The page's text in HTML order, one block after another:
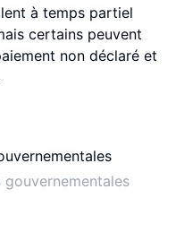
à temps partiel
certains peuvent
non déclaré et